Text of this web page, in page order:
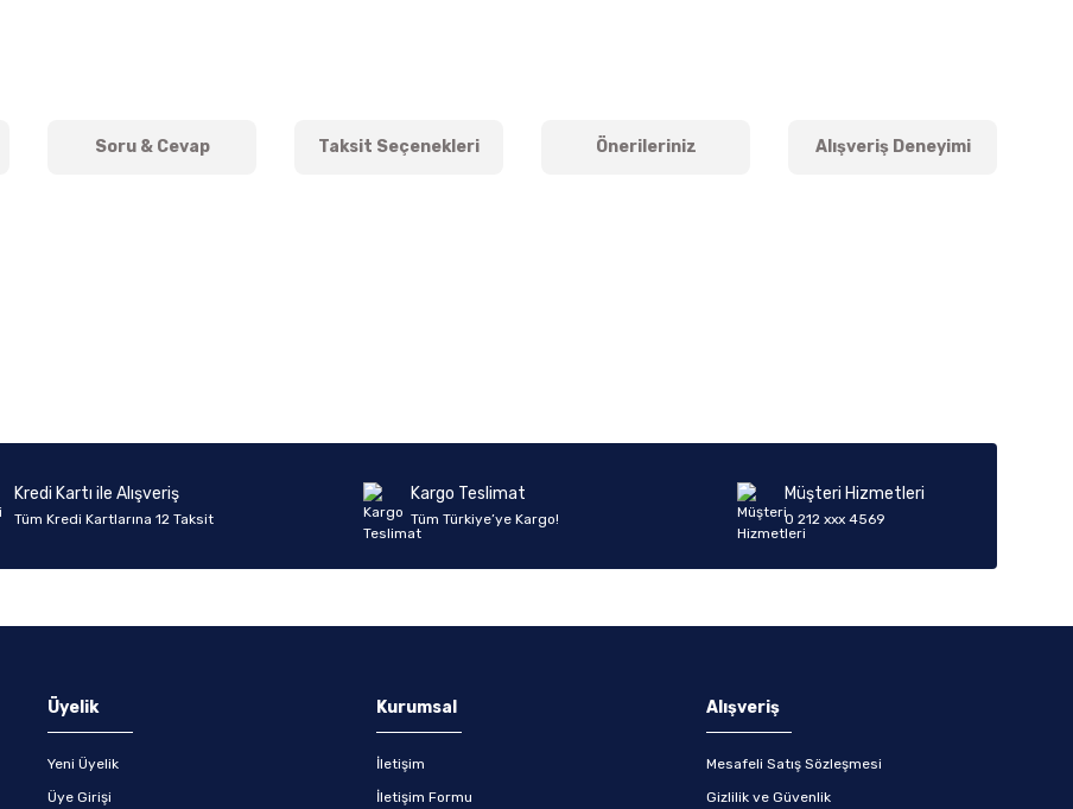
Soru & Cevap Taksit Seçenekleri Önerileriniz Alışveriş Deneyimi
Kredi Kartı ile Alışveriş
Tüm Kredi Kartlarına 12 Taksit
Kargo Teslimat
Tüm Türkiye’ye Kargo!
Müşteri Hizmetleri
0 212 xxx 4569
Üyelik
Yeni Üyelik
Üye Girişi
Kurumsal
İletişim
İletişim Formu
Alışveriş
Mesafeli Satış Sözleşmesi
Gizlilik ve Güvenlik